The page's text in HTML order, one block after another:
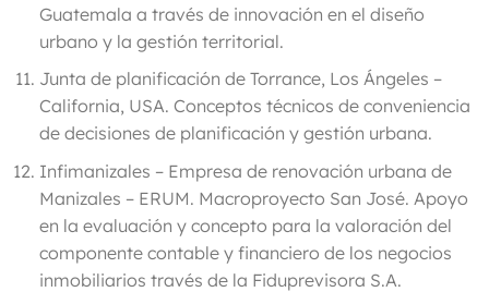
Guatemala a través de innovación en el diseño
urbano y la gestión territorial.
Junta de planificación de Torrance, Los Ángeles –
California, USA. Conceptos técnicos de conveniencia
de decisiones de planificación y gestión urbana.
Infimanizales – Empresa de renovación urbana de
Manizales – ERUM. Macroproyecto San José. Apoyo
en la evaluación y concepto para la valoración del
componente contable y financiero de los negocios
inmobiliarios través de la Fiduprevisora S.A.